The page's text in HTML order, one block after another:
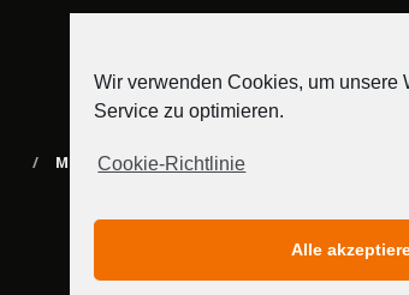
MEDIADATEN
Wir verwenden Cookies, um unsere
Service zu optimieren.
Cookie-Richtlinie
Alle